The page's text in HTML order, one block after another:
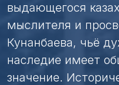
выдающегося
мыслителя и
Кунанбаева, чьё
наследие имеет
значение.